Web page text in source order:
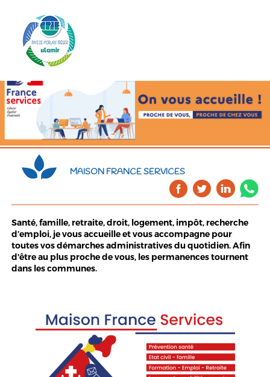
MAISON FRANCE SERVICES
Santé, famille, retraite, droit, logement, impôt, recherche
d’emploi, je vous accueille et vous accompagne pour
toutes vos démarches administratives du quotidien. Afin
d'être au plus proche de vous, les permanences tournent
dans les communes.